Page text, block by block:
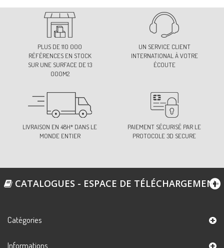
PLUS DE 110 000
RÉFÉRENCES EN STOCK
SUR UNE SURFACE DE 13
000M2
UN SERVICE CLIENT
INTERNATIONAL À VOTRE
ÉCOUTE
LIVRAISON EN 48H* DANS LE
MONDE ENTIER
PAIEMENT SÉCURISÉ PAR LE
PROTOCOLE 3D SECURE
CATALOGUES - ESPACE DE TÉLÉCHARGEMENT
Catégories
Informations